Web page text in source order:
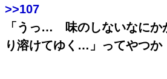
>>107
「うっ… 味のしないなにか
り溶けてゆく…」ってやつか